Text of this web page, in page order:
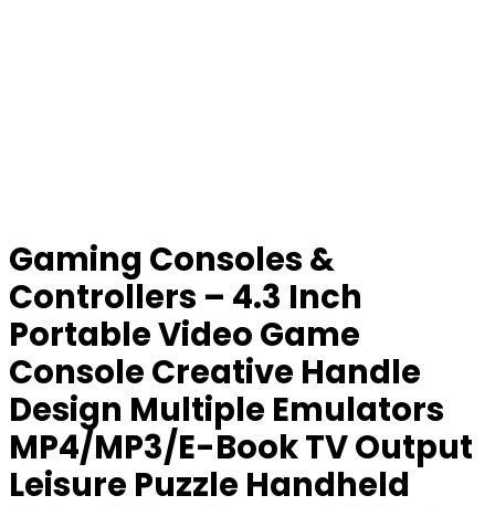
Gaming Consoles &
Controllers – 4.3 Inch
Portable Video Game
Console Creative Handle
Design Multiple Emulators
MP4/MP3/E-Book TV Output
Leisure Puzzle Handheld